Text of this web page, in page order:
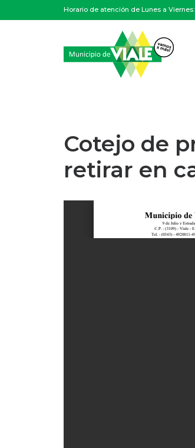
Horario de atención de Lunes a Viernes:
Cotejo de
retirar en